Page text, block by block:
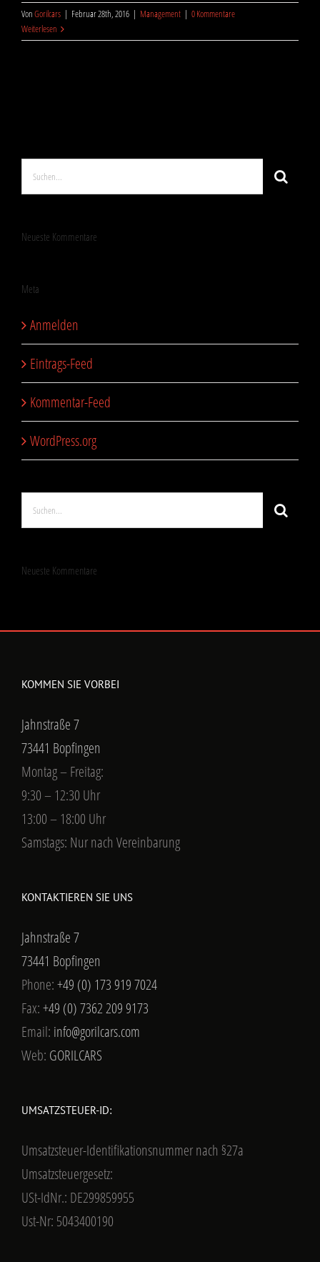
VonGorilcars | Februar 28th, 2016 | Management | 0 Kommentare
Weiterlesen
Suche
nach:
Neueste Kommentare
Meta
Anmelden
Eintrags-Feed
Kommentar-Feed
WordPress.org
Suche
nach:
Neueste Kommentare
KOMMEN SIE VORBEI
Jahnstraße 7
73441 Bopfingen
Montag – Freitag:
9:30 – 12:30 Uhr
13:00 – 18:00 Uhr
Samstags: Nur nach Vereinbarung
KONTAKTIEREN SIE UNS
Jahnstraße 7
73441 Bopfingen
Phone:+49 (0) 173 919 7024
Fax:+49 (0) 7362 209 9173
Email: info@gorilcars.com
Web: GORILCARS
UMSATZSTEUER-ID:
Umsatzsteuer-Identifikationsnummer nach §27a
Umsatzsteuergesetz:
USt-IdNr.: DE299859955
Ust-Nr: 5043400190